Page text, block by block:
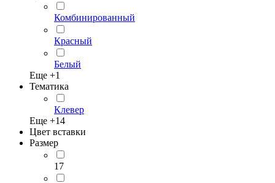
Комбинированный
Красный
Белый
Еще +1
Тематика
Клевер
Еще +14
Цвет вставки
Размер
17